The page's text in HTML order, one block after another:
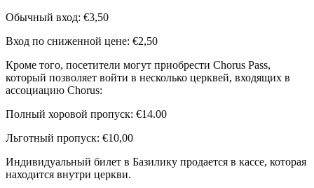
Обычный вход: €3,50
Вход по сниженной цене: €2,50
Кроме того, посетители могут приобрести Chorus Pass,
который позволяет войти в несколько церквей, входящих в
ассоциацию Chorus:
Полный хоровой пропуск: €14.00
Льготный пропуск: €10,00
Индивидуальный билет в Базилику продается в кассе, которая
находится внутри церкви.